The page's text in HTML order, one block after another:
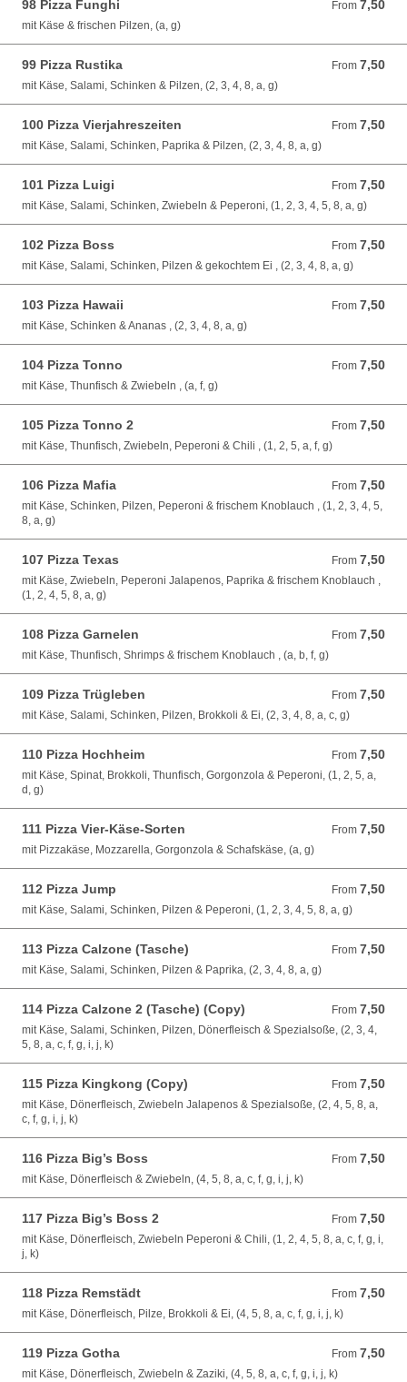
98 Pizza Funghi From 7,50
From 7,50 EUR
mit Käse & frischen Pilzen, (a, g)
99 Pizza Rustika From 7,50
From 7,50 EUR
mit Käse, Salami, Schinken & Pilzen, (2, 3, 4, 8, a, g)
100 Pizza Vierjahreszeiten From 7,50
From 7,50 EUR
mit Käse, Salami, Schinken, Paprika & Pilzen, (2, 3, 4, 8, a, g)
101 Pizza Luigi From 7,50
From 7,50 EUR
mit Käse, Salami, Schinken, Zwiebeln & Peperoni, (1, 2, 3, 4, 5, 8, a, g)
102 Pizza Boss From 7,50
From 7,50 EUR
mit Käse, Salami, Schinken, Pilzen & gekochtem Ei , (2, 3, 4, 8, a, g)
103 Pizza Hawaii From 7,50
From 7,50 EUR
mit Käse, Schinken & Ananas , (2, 3, 4, 8, a, g)
104 Pizza Tonno From 7,50
From 7,50 EUR
mit Käse, Thunfisch & Zwiebeln , (a, f, g)
105 Pizza Tonno 2 From 7,50
From 7,50 EUR
mit Käse, Thunfisch, Zwiebeln, Peperoni & Chili , (1, 2, 5, a, f, g)
106 Pizza Mafia From 7,50
From 7,50 EUR
mit Käse, Schinken, Pilzen, Peperoni & frischem Knoblauch , (1, 2, 3, 4, 5,
8, a, g)
107 Pizza Texas From 7,50
From 7,50 EUR
mit Käse, Zwiebeln, Peperoni Jalapenos, Paprika & frischem Knoblauch ,
(1, 2, 4, 5, 8, a, g)
108 Pizza Garnelen From 7,50
From 7,50 EUR
mit Käse, Thunfisch, Shrimps & frischem Knoblauch , (a, b, f, g)
109 Pizza Trügleben From 7,50
From 7,50 EUR
mit Käse, Salami, Schinken, Pilzen, Brokkoli & Ei, (2, 3, 4, 8, a, c, g)
110 Pizza Hochheim From 7,50
From 7,50 EUR
mit Käse, Spinat, Brokkoli, Thunfisch, Gorgonzola & Peperoni, (1, 2, 5, a,
d, g)
111 Pizza Vier-Käse-Sorten From 7,50
From 7,50 EUR
mit Pizzakäse, Mozzarella, Gorgonzola & Schafskäse, (a, g)
112 Pizza Jump From 7,50
From 7,50 EUR
mit Käse, Salami, Schinken, Pilzen & Peperoni, (1, 2, 3, 4, 5, 8, a, g)
113 Pizza Calzone (Tasche) From 7,50
From 7,50 EUR
mit Käse, Salami, Schinken, Pilzen & Paprika, (2, 3, 4, 8, a, g)
114 Pizza Calzone 2 (Tasche) (Copy) From 7,50
From 7,50 EUR
mit Käse, Salami, Schinken, Pilzen, Dönerfleisch & Spezialsoße, (2, 3, 4,
5, 8, a, c, f, g, i, j, k)
115 Pizza Kingkong (Copy) From 7,50
From 7,50 EUR
mit Käse, Dönerfleisch, Zwiebeln Jalapenos & Spezialsoße, (2, 4, 5, 8, a,
c, f, g, i, j, k)
116 Pizza Big’s Boss From 7,50
From 7,50 EUR
mit Käse, Dönerfleisch & Zwiebeln, (4, 5, 8, a, c, f, g, i, j, k)
117 Pizza Big’s Boss 2 From 7,50
From 7,50 EUR
mit Käse, Dönerfleisch, Zwiebeln Peperoni & Chili, (1, 2, 4, 5, 8, a, c, f, g, i,
j, k)
118 Pizza Remstädt From 7,50
From 7,50 EUR
mit Käse, Dönerfleisch, Pilze, Brokkoli & Ei, (4, 5, 8, a, c, f, g, i, j, k)
119 Pizza Gotha From 7,50
From 7,50 EUR
mit Käse, Dönerfleisch, Zwiebeln & Zaziki, (4, 5, 8, a, c, f, g, i, j, k)